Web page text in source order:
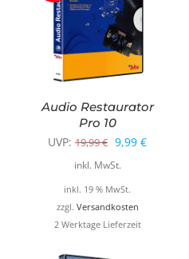
Audio Restaurator
Pro 10
UVP: 19,99€ Ursprünglicher
Preis
war:
19,99 €
9,99 €Aktueller
inkl. MwSt.
inkl. 19 % MwSt.
zzgl. Versandkosten
2 Werktage Lieferzeit